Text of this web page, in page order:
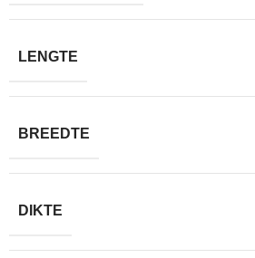
LENGTE
BREEDTE
DIKTE